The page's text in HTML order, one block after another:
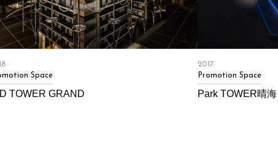
Space
TOWER GRAND
2017
Promotion Space
Park TOWER晴海